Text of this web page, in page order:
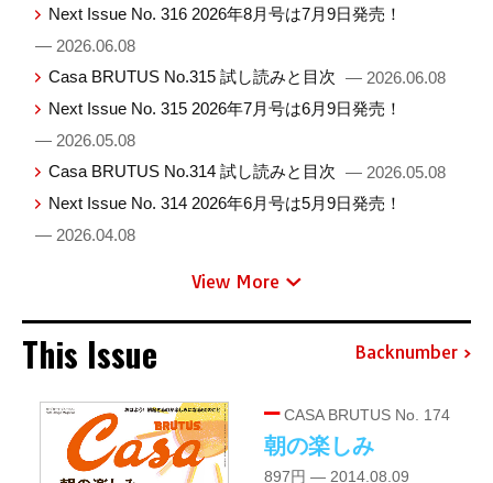
Next Issue No. 316 2026年8月号は7月9日発売！
— 2026.06.08
Casa BRUTUS No.315 試し読みと目次 — 2026.06.08
Next Issue No. 315 2026年7月号は6月9日発売！
— 2026.05.08
Casa BRUTUS No.314 試し読みと目次 — 2026.05.08
Next Issue No. 314 2026年6月号は5月9日発売！
— 2026.04.08
View More
This Issue Backnumber
CASA BRUTUS No. 174
朝の楽しみ
897円 — 2014.08.09